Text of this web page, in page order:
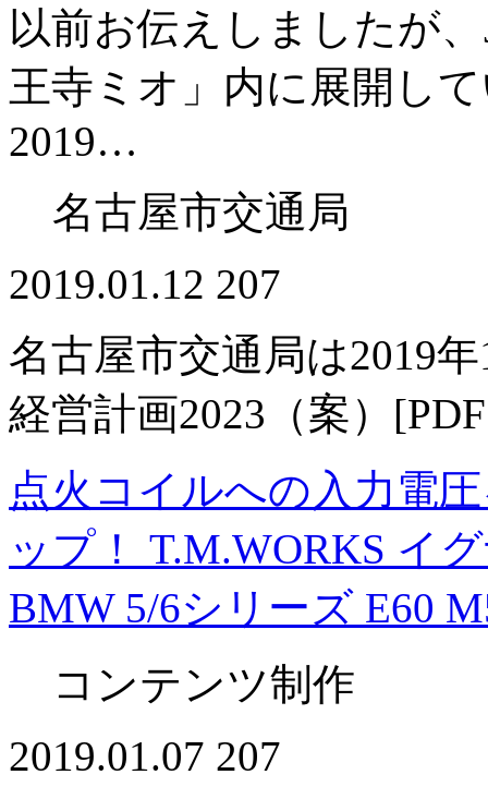
以前お伝えしましたが
王寺ミオ」内に展開し
2019…
名古屋市交通局
2019.01.12 207
名古屋市交通局は2019
経営計画2023（案）
点火コイルへの入力電
ップ！ T.M.WORKS イ
BMW 5/6シリーズ E60
コンテンツ制作
2019.01.07 207